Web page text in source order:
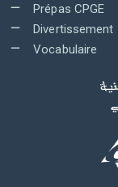
Prépas CPGE
Divertissement
Vocabulaire